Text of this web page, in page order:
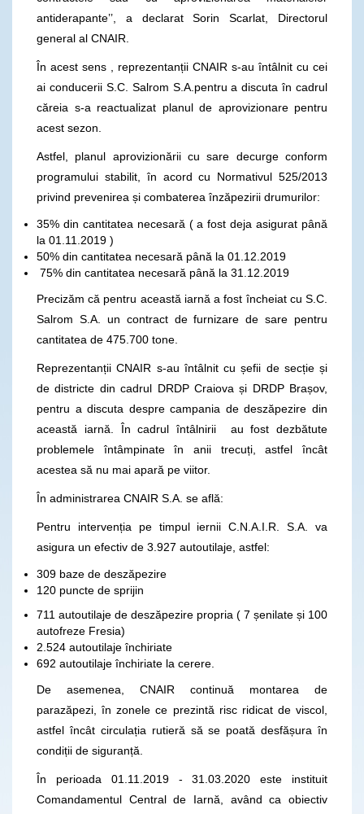
antiderapante’’, a declarat Sorin Scarlat, Directorul
general al CNAIR.
În acest sens , reprezentanții CNAIR s-au întâlnit cu cei
ai conducerii S.C. Salrom S.A.pentru a discuta în cadrul
căreia s-a reactualizat planul de aprovizionare pentru
acest sezon.
Astfel, planul aprovizionării cu sare decurge conform
programului stabilit, în acord cu Normativul 525/2013
privind prevenirea și combaterea înzăpezirii drumurilor:
35% din cantitatea necesară ( a fost deja asigurat până
la 01.11.2019 )
50% din cantitatea necesară până la 01.12.2019
75% din cantitatea necesară până la 31.12.2019
Precizăm că pentru această iarnă a fost încheiat cu S.C.
Salrom S.A. un contract de furnizare de sare pentru
cantitatea de 475.700 tone.
Reprezentanții CNAIR s-au întâlnit cu șefii de secție și
de districte din cadrul DRDP Craiova și DRDP Brașov,
pentru a discuta despre campania de deszăpezire din
această iarnă. În cadrul întâlnirii au fost dezbătute
problemele întâmpinate în anii trecuți, astfel încât
acestea să nu mai apară pe viitor.
În administrarea CNAIR S.A. se află:
Pentru intervenția pe timpul iernii C.N.A.I.R. S.A. va
asigura un efectiv de 3.927 autoutilaje, astfel:
309 baze de deszăpezire
120 puncte de sprijin
711 autoutilaje de deszăpezire propria ( 7 șenilate și 100
autofreze Fresia)
2.524 autoutilaje închiriate
692 autoutilaje închiriate la cerere.
De asemenea, CNAIR continuă montarea de
parazăpezi, în zonele ce prezintă risc ridicat de viscol,
astfel încât circulația rutieră să se poată desfășura în
condiții de siguranță.
În perioada 01.11.2019 - 31.03.2020 este instituit
Comandamentul Central de Iarnă, având ca obiectiv